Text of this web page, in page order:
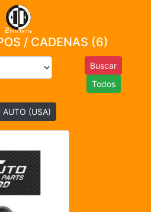
/ CADENAS (6)
Todos
AUTO (USA)